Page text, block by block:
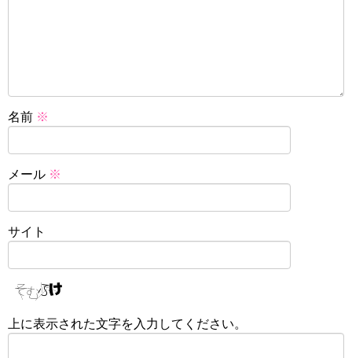
名前 ※
メール ※
サイト
上に表示された文字を入力してください。